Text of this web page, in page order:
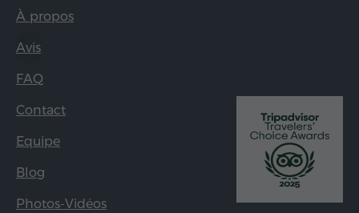
À propos
Avis
FAQ
Contact
Equipe
Blog
Photos-Vidéos